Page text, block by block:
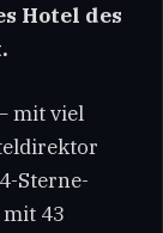
Hotel des
mit viel
Sterne-
43